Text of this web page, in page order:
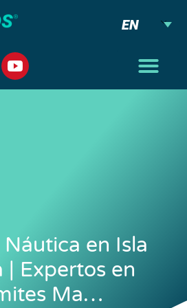
EN
en Isla
| Expertos en
Ma…